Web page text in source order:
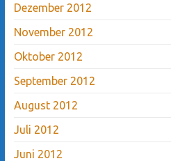
Dezember 2012
November 2012
Oktober 2012
September 2012
August 2012
Juli 2012
Juni 2012